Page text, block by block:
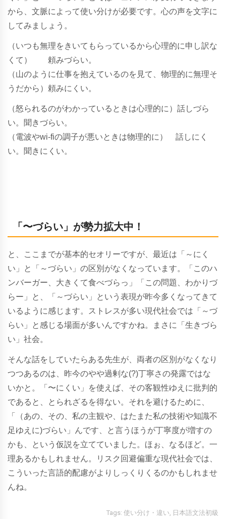
から、文脈によって使い分けが必要です。心の声を文字に
してみましょう。
（いつも無理をきいてもらっているから心理的に申し訳な
くて） 頼みづらい。
（山のように仕事を抱えているのを見て、物理的に無理そ
うだから）頼みにくい。
（怒られるのがわかっているときは心理的に）話しづら
い。聞きづらい。
（電波やwi-fiの調子が悪いときは物理的に） 話しにく
い。聞きにくい。
「〜づらい」が勢力拡大中！
と、ここまでが基本的セオリーですが、最近は「～にく
い」と「～づらい」の区別がなくなっています。
「このハ
ンバーガー、大きくて食べづらっ」「この問題、わかりづ
らー」と、「～づらい」という表現が昨今多くなってきて
いるように感じます。ストレスが多い現代社会では「～づ
らい」と感じる場面が多いんですかね。まさに「生きづら
い」社会。
そんな話をしていたらある先生が、両者の区別がなくなり
つつあるのは、昨今のやや過剰な(?)丁寧さの発露ではな
いかと。「〜にくい」を使えば、その客観性ゆえに批判的
であると、とられざるを得ない。それを避けるために、
「（あの、その、私の主観や、はたまた私の技術や知識不
足ゆえに)づらい」んです、と言うほうが丁寧度が増すの
かも、という仮説を立てていました。ほぉ、なるほど。一
理あるかもしれません。リスク回避偏重な現代社会では、
こういった言語的配慮がよりしっくりくるのかもしれませ
んね。
Tags: 使い分け・違い 日本語文法初級